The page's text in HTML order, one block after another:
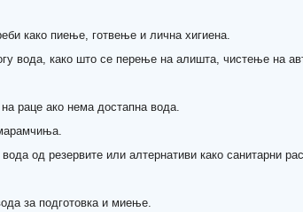
како пиење, готвење и лична хигиена.
вода, како што се перење на алишта, чистење на
раце ако нема достапна вода.
од резервите или алтернативи како санитарни
за подготовка и миење.